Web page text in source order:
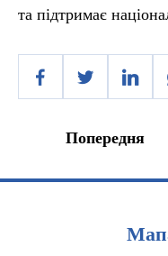
та підтримає
Попередня